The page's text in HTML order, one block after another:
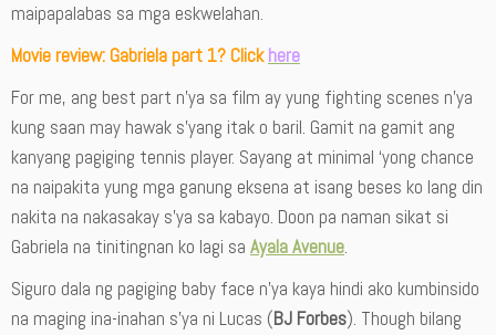
maipapalabas sa mga eskwelahan.
Movie review: Gabriela part 1? Clickhere
For me, ang best part n’ya sa film ay yung fighting scenes n’ya
kung saan may hawak s’yang itak o baril. Gamit na gamit ang
kanyang pagiging tennis player. Sayang at minimal ‘yong chance
na naipakita yung mga ganung eksena at isang beses ko lang din
nakita na nakasakay s’ya sa kabayo. Doon pa naman sikat si
Gabriela na tinitingnan ko lagi sa Ayala Avenue.
Siguro dala ng pagiging baby face n’ya kaya hindi ako kumbinsido
na maging ina-inahan s’ya ni Lucas (BJ Forbes). Though bilang